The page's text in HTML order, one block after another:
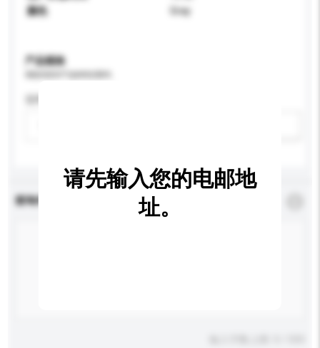
颜色
Gray
产品规格
查询内容
请先输入您的电邮地
址。